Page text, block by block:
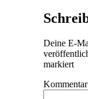
Deine E-
markiert
Kommentar